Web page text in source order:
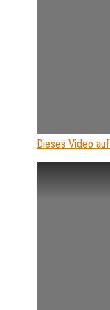
Dieses Video